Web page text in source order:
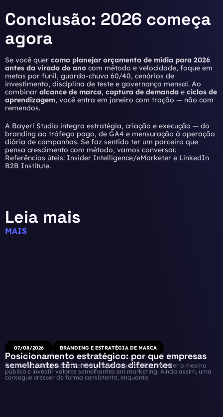
Conclusão: 2026 começa
agora
Se você quer como planejar orçamento de mídia para 2026
antes da virada do ano com método e velocidade, foque em
metas por funil, guarda-chuva 60/40, cenários de
investimento, disciplina de teste e governança mensal. Ao
combinar alcance de marca, captura de demanda e ciclos de
aprendizagem, você entra em janeiro com tração — não com
remendos.
A Bayerl Studio integra estratégia, criação e execução — do
branding ao tráfego pago, de GA4 e mensuração à operação
diária de campanhas. Se faz sentido ter um parceiro que
pensa crescimento com método, vamos conversar.
Referências úteis: Insider Intelligence/eMarketer e LinkedIn
B2B Institute.
Leia mais
MAIS
07/08/2026 BRANDING E ESTRATÉGIA DE MARCA
Posicionamento estratégico: por que empresas
semelhantes têm resultados diferentes
Duas empresas podem vender produtos parecidos, atender o mesmo
público e investir valores semelhantes em marketing. Ainda assim, uma
consegue crescer de forma consistente, enquanto